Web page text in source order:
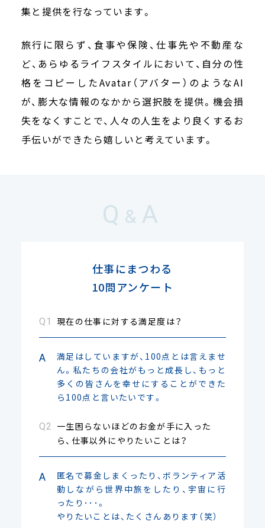
集と提供を行なっています。
旅行に限らず、食事や保険、仕事先や不動産な
ど、あらゆるライフスタイルにおいて、自分の性
格をコピーしたAvatar（アバター）のようなAI
が、膨大な情報のなかから選択肢を提供。機会損
失をなくすことで、人々の人生をより良くするお
手伝いができたら嬉しいと考えています。
Q & A
仕事にまつわる
10問アンケート
現在の仕事に対する満足度は？
満足はしていますが、100点とは言えませ
ん。私たちの会社がもっと成長し、もっと
多くの皆さんを幸せにすることができた
ら100点と言いたいです。
一生困らないほどのお金が手に入った
ら、仕事以外にやりたいことは？
匿名で募金しまくったり、ボランティア活
動しながら世界中旅をしたり、宇宙に行
ったり･･･。
やりたいことは、たくさんあります（笑）